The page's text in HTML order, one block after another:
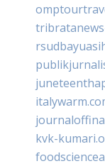
kvk-